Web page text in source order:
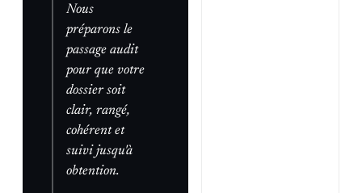
Nous
préparons le
passage audit
pour que votre
dossier soit
clair, rangé,
cohérent et
suivi jusqu'à
obtention.